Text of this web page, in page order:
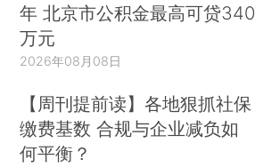
年 北京市公积金最高可贷340
万元
2026年08月08日
【周刊提前读】各地狠抓社保
缴费基数 合规与企业减负如
何平衡？